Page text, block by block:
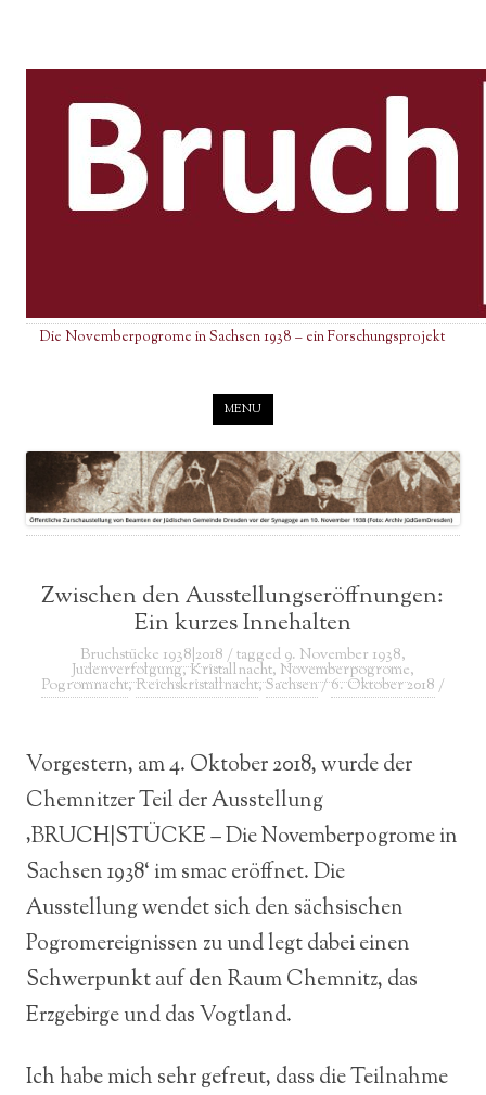
Die Novemberpogrome in Sachsen 1938 – ein Forschungsprojekt
MENU
Zwischen den Ausstellungseröffnungen:
Ein kurzes Innehalten
Bruchstücke 1938|2018 / tagged 9. November 1938,
Judenverfolgung,Kristallnacht, Novemberpogrome,
Pogromnacht,Reichskristallnacht,Sachsen/6. Oktober 2018 /
Vorgestern, am 4. Oktober 2018, wurde der
Chemnitzer Teil der Ausstellung
‚BRUCH|STÜCKE – Die Novemberpogrome in
Sachsen 1938‘ im smac eröffnet. Die
Ausstellung wendet sich den sächsischen
Pogromereignissen zu und legt dabei einen
Schwerpunkt auf den Raum Chemnitz, das
Erzgebirge und das Vogtland.
Ich habe mich sehr gefreut, dass die Teilnahme